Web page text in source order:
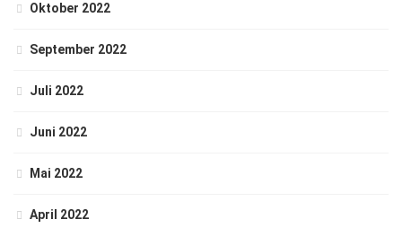
Oktober 2022
September 2022
Juli 2022
Juni 2022
Mai 2022
April 2022